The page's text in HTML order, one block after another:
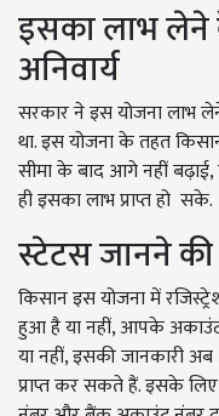
इसका लाभ लेने
अनिवार्य
सरकार ने इस योजना लाभ
था. इस योजना के तहत
सीमा के बाद आगे नहीं
ही इसका लाभ प्राप्त हो सके.
स्टेटस जानने की
किसान इस योजना में
हुआ है या नहीं, आपके
या नहीं, इसकी जानकारी
प्राप्त कर सकते हैं. इसके